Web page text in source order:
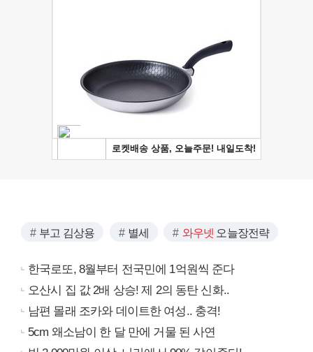
부고 김상용 별세 와우넷 오늘장전략
한국로또, 8월부터 전국민에 1억원씩 준다
오산시 집 값 2배 상승! 제 2의 동탄 신화..
남편 몰래 조카와 데이트한 여성.. 충격!
5cm 왜소남이 한 달 만에 거물 된 사연